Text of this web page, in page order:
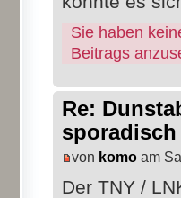
Sie haben
Beitrags
Re:
sporadisch
von komo am
Der TNY /